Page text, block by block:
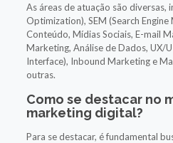
As áreas de atuação são diversas,
Optimization), SEM (Search
Conteúdo, Mídias Sociais, E-mail
Marketing, Análise de Dados, UX/
Interface), Inbound Marketing e
outras.
Como se destacar no
marketing digital?
Para se destacar, é fundamental